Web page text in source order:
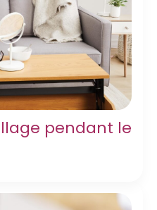
pendant le